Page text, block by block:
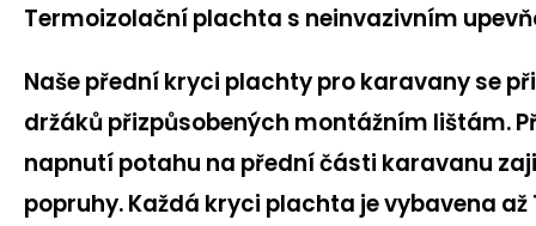
Termoizolační plachta s neinvazivním
Naše přední kryci plachty pro karavany se
držáků přizpůsobených montážním lištám.
napnutí potahu na přední části karavanu
popruhy. Každá kryci plachta je vybavena